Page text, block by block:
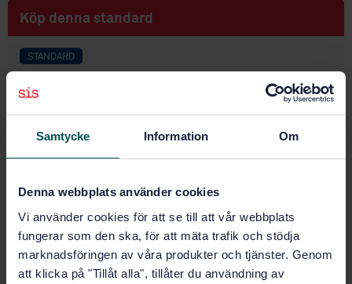
Samtycke Information Om
Denna webbplats använder cookies
Vi använder cookies för att se till att vår webbplats
fungerar som den ska, för att mäta trafik och stödja
marknadsföringen av våra produkter och tjänster. Genom
att klicka på "Tillåt alla", tillåter du användning av
Köp denna standard
STANDARD
Svetsarprövning - Smältsvetsning - Del 1: Stål
Prenumerera på standarden - Läs mer
PDF
Fler alternativ